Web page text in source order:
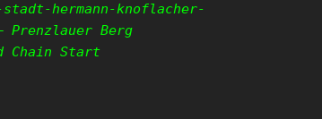
hermann-knoflacher-
Prenzlauer Berg
Chain Start